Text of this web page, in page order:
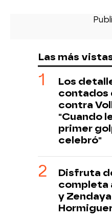
Las más
Los
contados
contra
"Cuando
primer
celebró"
Disfruta
completa
y Zendaya